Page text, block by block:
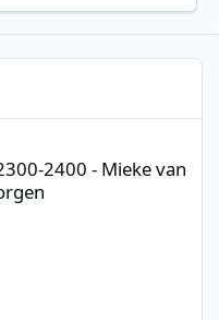
2400 - Mieke van